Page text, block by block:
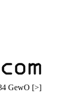
GewO [>]